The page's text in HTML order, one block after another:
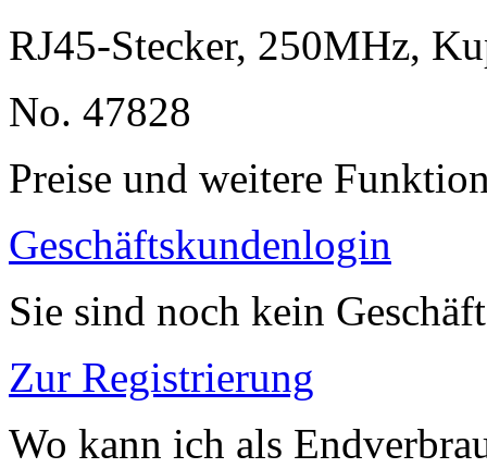
RJ45-Stecker, 250MHz,
No. 47828
Preise und weitere
Geschäftskundenlogin
Sie sind noch kein
Zur Registrierung
Wo kann ich als